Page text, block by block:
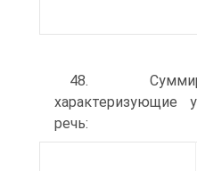
48.
характеризующие
речь: